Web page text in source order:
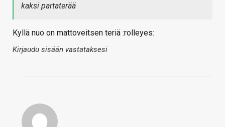
kaksi partaterää
Kyllä nuo on mattoveitsen teriä :rolleyes:
Kirjaudu sisään vastataksesi